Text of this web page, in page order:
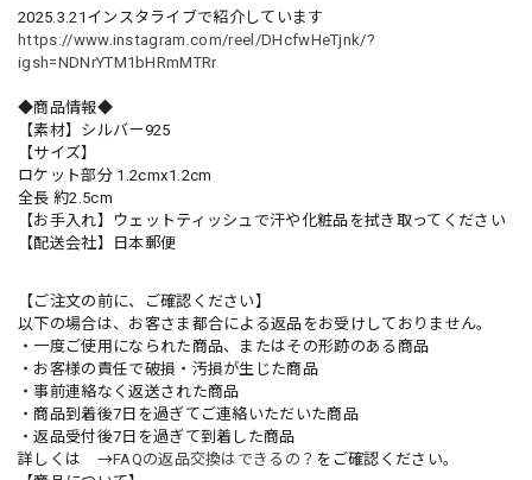
2025.3.21インスタライブで紹介しています
https://www.instagram.com/reel/DHcfwHeTjnk/?
igsh=NDNrYTM1bHRmMTRr
◆商品情報◆
【素材】シルバー925
【サイズ】
ロケット部分 1.2cmx1.2cm
全長 約2.5cm
【お手入れ】ウェットティッシュで汗や化粧品を拭き取ってください
【配送会社】日本郵便
【ご注文の前に、ご確認ください】
以下の場合は、お客さま都合による返品をお受けしておりません。
・一度ご使用になられた商品、またはその形跡のある商品
・お客様の責任で破損・汚損が生じた商品
・事前連絡なく返送された商品
・商品到着後7日を過ぎてご連絡いただいた商品
・返品受付後7日を過ぎて到着した商品
詳しくは →FAQの返品交換はできるの？ をご確認ください。